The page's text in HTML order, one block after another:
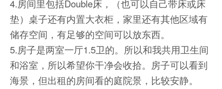
4.房间里包括Double床，（也可以自己带床或床
垫）桌子还有内置大衣柜，家里还有其他区域有
储存空间，有足够的空间可以放东西。
5.房子是两室一厅1.5卫的。所以和我共用卫生间
和浴室，所以希望你干净会收拾。房子可以看到
海景，但出租的房间看的庭院景，比较安静。